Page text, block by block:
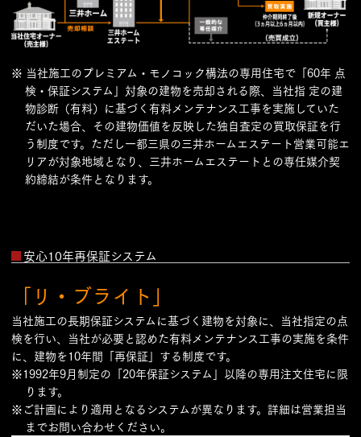
※ 当社施工のプレミアム・モノコック構法の専用住宅で「60年 点
検・保証システム」対象の建物を売却される際、当社指 定の建
物診断（有料）に基づく有料メンテナンス工事を実施していた
だいた場合、その建物価値を反映した独自査定の買取保証を行
う制度です。ただし一都三県の三井ホームエステート営業可能エ
リアが対象地域となり、三井ホームエステートとの専任媒介契
約締結が条件となります。
安心10年再保証システム
「リ・ブライト」
当社施工の長期保証システムに基づく建物を対象に、当社指定の点
検を行い、当社が必要と認めた有料メンテナンス工事の実施を条件
に、建物を10年間「再保証」する制度です。
※1992年9月制定の「20年保証システム」以降の専用注文住宅に限
ります。
※ご計画により適用となるシステムが異なります。詳細は営業担当
までお問い合わせください。